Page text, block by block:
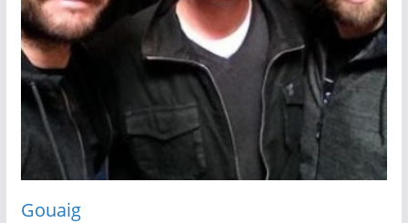
Gouaig